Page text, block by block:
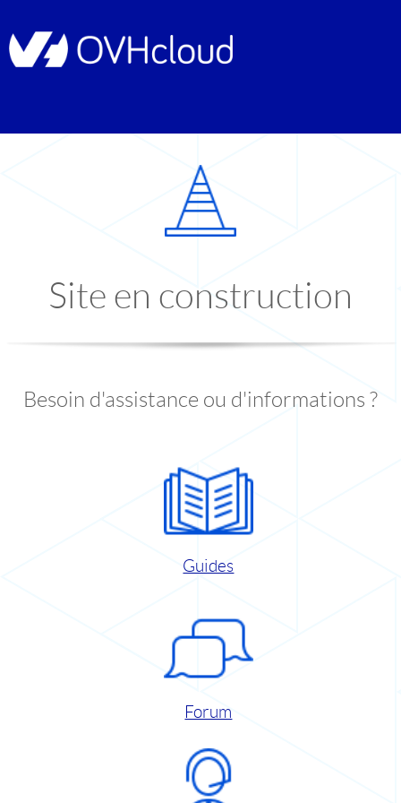
Site en construction
Besoin d'assistance ou d'informations ?
Guides
Forum